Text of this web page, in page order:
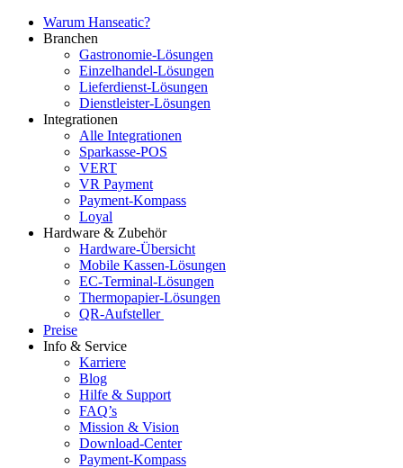
Warum Hanseatic?
Branchen
Gastronomie-Lösungen
Einzelhandel-Lösungen
Lieferdienst-Lösungen
Dienstleister-Lösungen
Integrationen
Alle Integrationen
Sparkasse-POS
VERT
VR Payment
Payment-Kompass
Loyal
Hardware & Zubehör
Hardware-Übersicht
Mobile Kassen-Lösungen
EC-Terminal-Lösungen
Thermopapier-Lösungen
QR-Aufsteller
Preise
Info & Service
Karriere
Blog
Hilfe & Support
FAQ’s
Mission & Vision
Download-Center
Payment-Kompass